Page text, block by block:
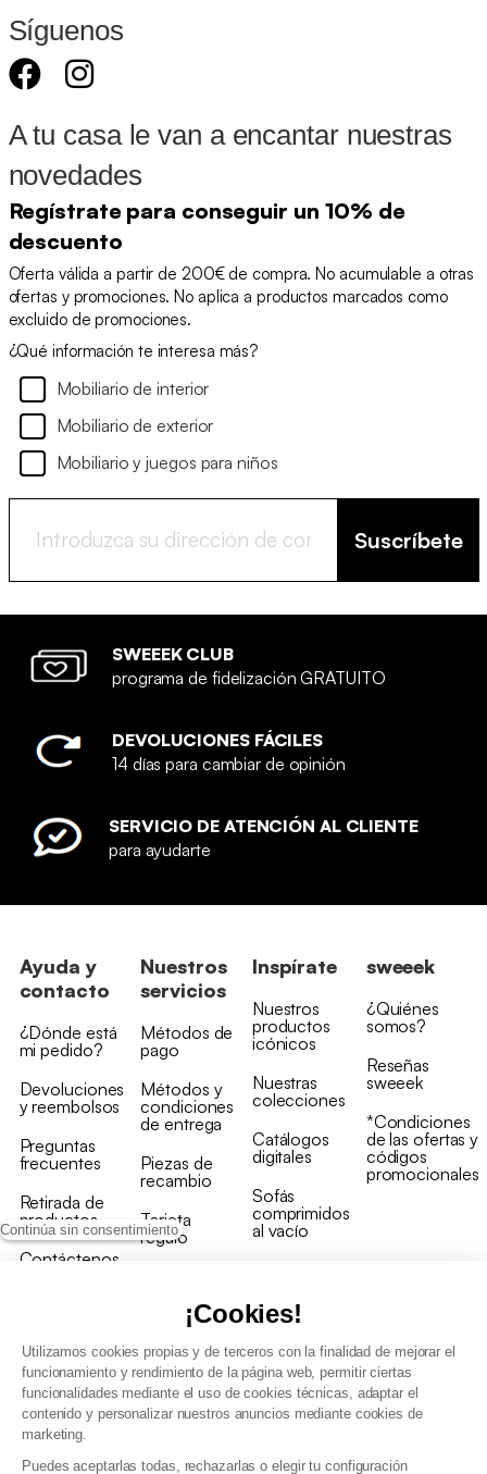
Continúa sin consentimiento
¡Cookies!
Utilizamos cookies propias y de terceros con la finalidad de mejorar el
funcionamiento y rendimiento de la página web, permitir ciertas
funcionalidades mediante el uso de cookies técnicas, adaptar el
contenido y personalizar nuestros anuncios mediante cookies de
marketing.
Puedes aceptarlas todas, rechazarlas o elegir tu configuración
Síguenos
A tu casa le van a encantar nuestras
novedades
Regístrate para conseguir un 10% de
descuento
Oferta válida a partir de 200€ de compra. No acumulable a otras
ofertas y promociones. No aplica a productos marcados como
excluido de promociones.
¿Qué información te interesa más?
Mobiliario de interior
Mobiliario de exterior
Mobiliario y juegos para niños
Suscríbete
SWEEEK CLUB
programa de fidelización GRATUITO
DEVOLUCIONES FÁCILES
14 días para cambiar de opinión
SERVICIO DE ATENCIÓN AL CLIENTE
para ayudarte
Ayuda y
contacto
¿Dónde está
mi pedido?
Devoluciones
y reembolsos
Preguntas
frecuentes
Retirada de
productos
Contáctenos
Nuestros
servicios
Métodos de
pago
Métodos y
condiciones
de entrega
Piezas de
recambio
Tarjeta
regalo
Inspírate
Nuestros
productos
icónicos
Nuestras
colecciones
Catálogos
digitales
Sofás
comprimidos
al vacío
sweeek
¿Quiénes
somos?
Reseñas
sweeek
*Condiciones
de las ofertas y
códigos
promocionales